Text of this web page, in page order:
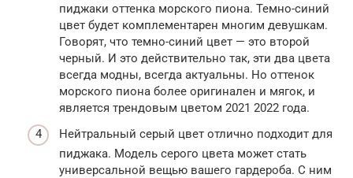
пиджаки оттенка морского пиона. Темно-синий
цвет будет комплементарен многим девушкам.
Говорят, что темно-синий цвет — это второй
черный. И это действительно так, эти два цвета
всегда модны, всегда актуальны. Но оттенок
морского пиона более оригинален и мягок, и
является трендовым цветом 2021 2022 года.
Нейтральный серый цвет отлично подходит для
пиджака. Модель серого цвета может стать
универсальной вещью вашего гардероба. С ним